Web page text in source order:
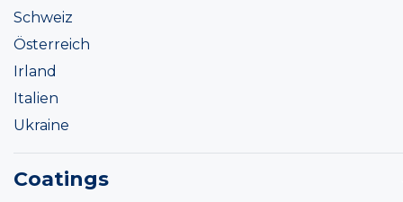
Schweiz
Österreich
Irland
Italien
Ukraine
Coatings